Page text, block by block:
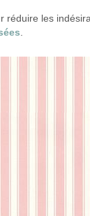
réduire les